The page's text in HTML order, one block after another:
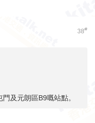
38#
及元朗區B9嘅站點。